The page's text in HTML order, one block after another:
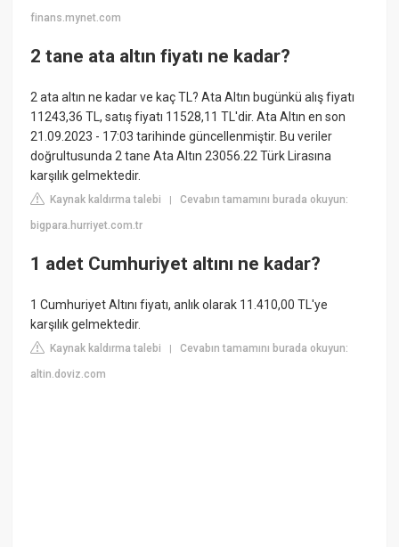
finans.mynet.com
2 tane ata altın fiyatı ne kadar?
2 ata altın ne kadar ve kaç TL? Ata Altın bugünkü alış fiyatı
11243,36 TL, satış fiyatı 11528,11 TL'dir. Ata Altın en son
21.09.2023 - 17:03 tarihinde güncellenmiştir. Bu veriler
doğrultusunda 2 tane Ata Altın 23056.22 Türk Lirasına
karşılık gelmektedir.
Kaynak kaldırma talebi |Cevabın tamamını burada okuyun:
bigpara.hurriyet.com.tr
1 adet Cumhuriyet altını ne kadar?
1 Cumhuriyet Altını fiyatı, anlık olarak 11.410,00 TL'ye
karşılık gelmektedir.
Kaynak kaldırma talebi |Cevabın tamamını burada okuyun:
altin.doviz.com